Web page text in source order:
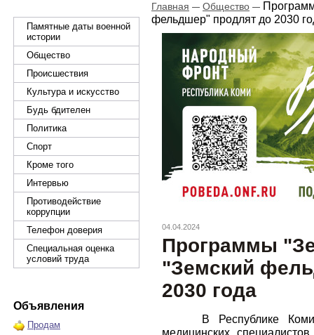
Памятные даты военной
истории
Общество
Происшествия
Культура и искусство
Будь бдителен
Политика
Спорт
Кроме того
Интервью
Противодействие
коррупции
Телефон доверия
Специальная оценка
условий труда
Объявления
Продам
Главная Общество
фельдшер" продлят до 2030
04.04.2024
Программы
"Земский
2030 года
В Республике
медицинских